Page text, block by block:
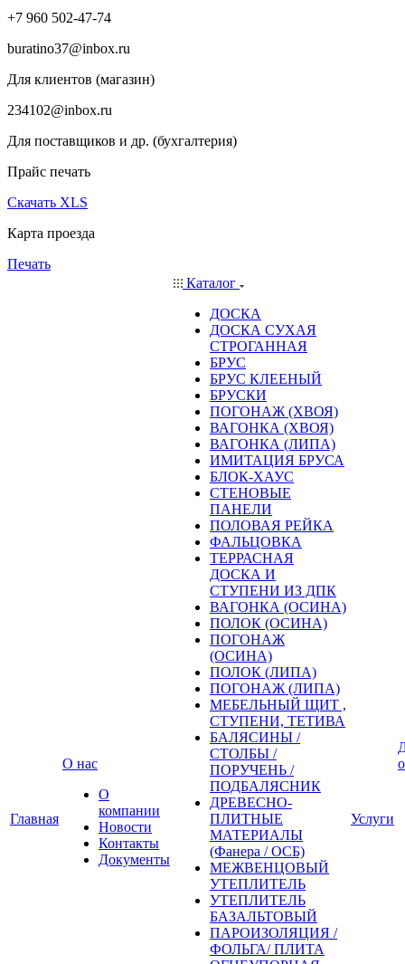
+7 960 502-47-74
buratino37@inbox.ru
Для клиентов (магазин)
234102@inbox.ru
Для поставщиков и др. (бухгалтерия)
Прайс печать
Скачать XLS
Карта проезда
Печать
Главная
О нас
О
компании
Новости
Контакты
Документы
Каталог
ДОСКА
ДОСКА СУХАЯ
СТРОГАННАЯ
БРУС
БРУС КЛЕЕНЫЙ
БРУСКИ
ПОГОНАЖ (ХВОЯ)
ВАГОНКА (ХВОЯ)
ВАГОНКА (ЛИПА)
ИМИТАЦИЯ БРУСА
БЛОК-ХАУС
СТЕНОВЫЕ
ПАНЕЛИ
ПОЛОВАЯ РЕЙКА
ФАЛЬЦОВКА
ТЕРРАСНАЯ
ДОСКА И
СТУПЕНИ ИЗ ДПК
ВАГОНКА (ОСИНА)
ПОЛОК (ОСИНА)
ПОГОНАЖ
(ОСИНА)
ПОЛОК (ЛИПА)
ПОГОНАЖ (ЛИПА)
МЕБЕЛЬНЫЙ ЩИТ ,
СТУПЕНИ, ТЕТИВА
БАЛЯСИНЫ /
СТОЛБЫ /
ПОРУЧЕНЬ /
ПОДБАЛЯСНИК
ДРЕВЕСНО-
ПЛИТНЫЕ
МАТЕРИАЛЫ
(Фанера / ОСБ)
МЕЖВЕНЦОВЫЙ
УТЕПЛИТЕЛЬ
УТЕПЛИТЕЛЬ
БАЗАЛЬТОВЫЙ
ПАРОИЗОЛЯЦИЯ /
ФОЛЬГА/ ПЛИТА
Услуги